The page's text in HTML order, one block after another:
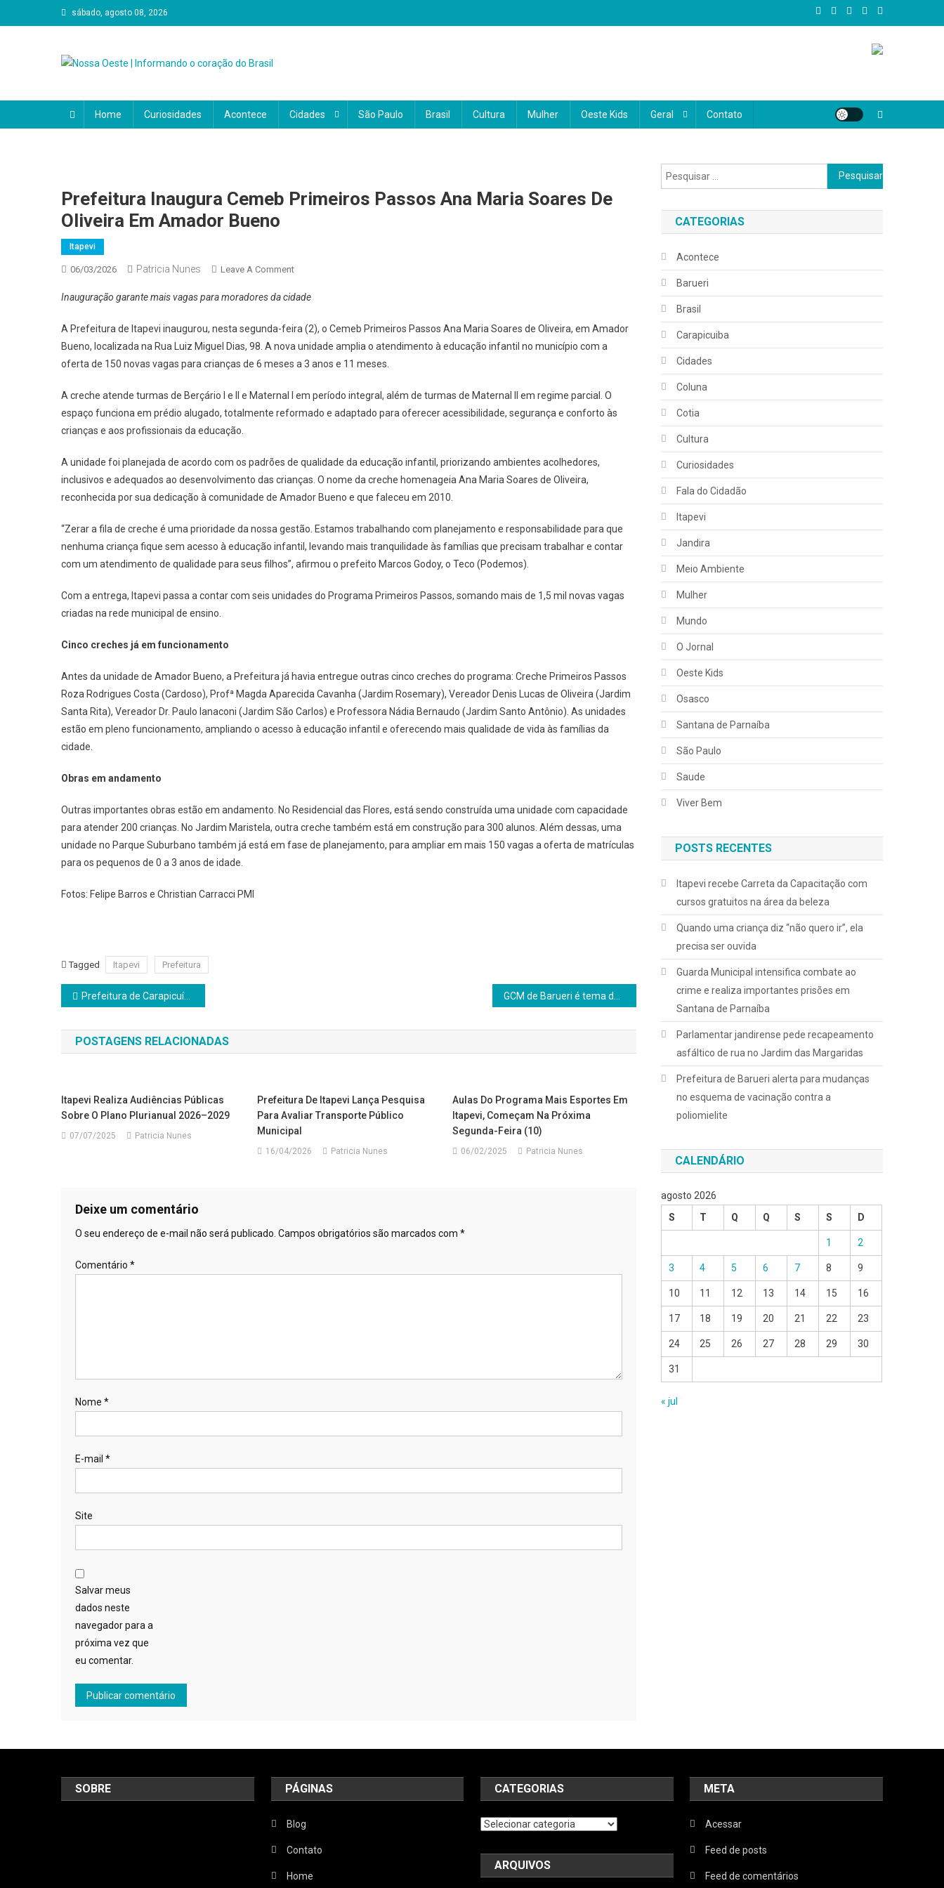
to
sábado, agosto 08, 2026
política, economia, cultura, eventos e tudo o que impacta a vida da nossa comunidade. Nosso compromisso é conectar você ao que realmente importa, valorizando as histórias, vozes e desafios do
coração do Brasil. Aqui, a notícia é feita para você e por você.
Home Curiosidades Acontece Cidades São Paulo Brasil Cultura Mulher Oeste Kids Geral Contato
Prefeitura Inaugura Cemeb Primeiros Passos Ana Maria Soares De
Oliveira Em Amador Bueno
Itapevi
06/03/2026 Patricia Nunes Leave A CommentOn
Inaugura
Primeiros
Passos
Ana
Soares
De
Amador
Bueno
Inauguração garante mais vagas para moradores da cidade
A Prefeitura de Itapevi inaugurou, nesta segunda-feira (2), o Cemeb Primeiros Passos Ana Maria Soares de Oliveira, em Amador
Bueno, localizada na Rua Luiz Miguel Dias, 98. A nova unidade amplia o atendimento à educação infantil no município com a
oferta de 150 novas vagas para crianças de 6 meses a 3 anos e 11 meses.
A creche atende turmas de Berçário I e II e Maternal I em período integral, além de turmas de Maternal II em regime parcial. O
espaço funciona em prédio alugado, totalmente reformado e adaptado para oferecer acessibilidade, segurança e conforto às
crianças e aos profissionais da educação.
A unidade foi planejada de acordo com os padrões de qualidade da educação infantil, priorizando ambientes acolhedores,
inclusivos e adequados ao desenvolvimento das crianças. O nome da creche homenageia Ana Maria Soares de Oliveira,
reconhecida por sua dedicação à comunidade de Amador Bueno e que faleceu em 2010.
“Zerar a fila de creche é uma prioridade da nossa gestão. Estamos trabalhando com planejamento e responsabilidade para que
nenhuma criança fique sem acesso à educação infantil, levando mais tranquilidade às famílias que precisam trabalhar e contar
com um atendimento de qualidade para seus filhos”, afirmou o prefeito Marcos Godoy, o Teco (Podemos).
Com a entrega, Itapevi passa a contar com seis unidades do Programa Primeiros Passos, somando mais de 1,5 mil novas vagas
criadas na rede municipal de ensino.
Cinco creches já em funcionamento
Antes da unidade de Amador Bueno, a Prefeitura já havia entregue outras cinco creches do programa: Creche Primeiros Passos
Roza Rodrigues Costa (Cardoso), Profª Magda Aparecida Cavanha (Jardim Rosemary), Vereador Denis Lucas de Oliveira (Jardim
Santa Rita), Vereador Dr. Paulo Ianaconi (Jardim São Carlos) e Professora Nádia Bernaudo (Jardim Santo Antônio). As unidades
estão em pleno funcionamento, ampliando o acesso à educação infantil e oferecendo mais qualidade de vida às famílias da
cidade.
Obras em andamento
Outras importantes obras estão em andamento. No Residencial das Flores, está sendo construída uma unidade com capacidade
para atender 200 crianças. No Jardim Maristela, outra creche também está em construção para 300 alunos. Além dessas, uma
unidade no Parque Suburbano também já está em fase de planejamento, para ampliar em mais 150 vagas a oferta de matrículas
para os pequenos de 0 a 3 anos de idade.
Fotos: Felipe Barros e Christian Carracci PMI
Tagged Itapevi Prefeitura
Navegação
de
Post
Prefeitura de Carapicuíba promove evento especial em comemoração ao Dia Internacional da Mulher neste sábado (7)
POSTAGENS RELACIONADAS
Itapevi Realiza Audiências Públicas
Sobre O Plano Plurianual 2026–2029
07/07/2025 Patricia Nunes
Prefeitura De Itapevi Lança Pesquisa
Para Avaliar Transporte Público
Municipal
16/04/2026 Patricia Nunes
Aulas Do Programa Mais Esportes Em
Itapevi, Começam Na Próxima
Segunda-Feira (10)
06/02/2025 Patricia Nunes
Deixe um comentário
O seu endereço de e-mail não será publicado. Campos obrigatórios são marcados com *
Comentário *
Nome *
E-mail *
Site
Salvar meus
dados neste
navegador para a
próxima vez que
eu comentar.
Pesquisar
por:
CATEGORIAS
Acontece
Barueri
Brasil
Carapicuiba
Cidades
Coluna
Cotia
Cultura
Curiosidades
Fala do Cidadão
Itapevi
Jandira
Meio Ambiente
Mulher
Mundo
O Jornal
Oeste Kids
Osasco
Santana de Parnaíba
São Paulo
Saude
Viver Bem
POSTS RECENTES
Itapevi recebe Carreta da Capacitação com
cursos gratuitos na área da beleza
Quando uma criança diz “não quero ir”, ela
precisa ser ouvida
Guarda Municipal intensifica combate ao
crime e realiza importantes prisões em
Santana de Parnaíba
Parlamentar jandirense pede recapeamento
asfáltico de rua no Jardim das Margaridas
Prefeitura de Barueri alerta para mudanças
no esquema de vacinação contra a
poliomielite
CALENDÁRIO
agosto 2026
S
T Q Q S S D
1 2
3 4 5 6 7 8 9
10 11 12 13 14 15 16
17 18 19 20 21 22 23
24 25 26 27 28 29 30
31
« jul
SOBRE PÁGINAS
Blog
Contato
Home
CATEGORIAS
Categorias
ARQUIVOS
META
Acessar
Feed de posts
Feed de comentários